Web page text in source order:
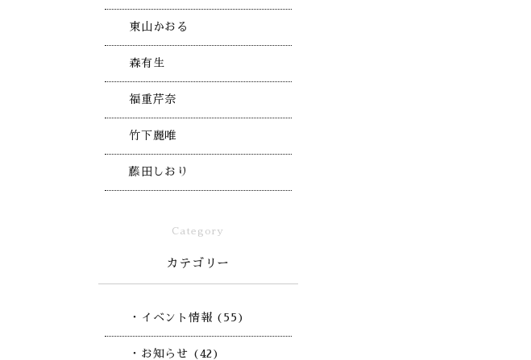
東山かおる
森有生
福重芹奈
竹下麗唯
藤田しおり
Category
カテゴリー
・イベント情報 (55)
・お知らせ (42)